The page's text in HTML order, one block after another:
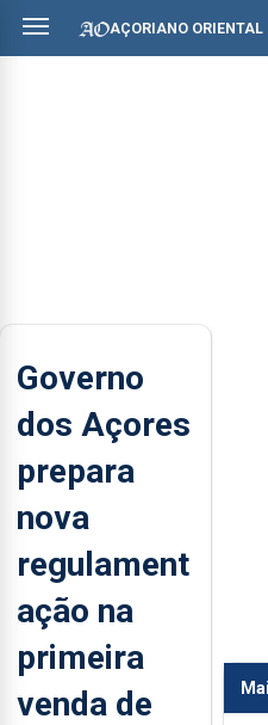
AÇORIANO ORIENTAL
Governo
dos Açores
prepara
nova
regulament
ação na
primeira
venda de